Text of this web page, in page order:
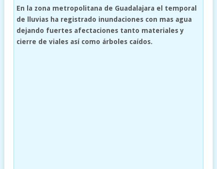
En la zona metropolitana de Guadalajara el temporal
de lluvias ha registrado inundaciones con mas agua
dejando fuertes afectaciones tanto materiales y
cierre de viales así como árboles caídos.